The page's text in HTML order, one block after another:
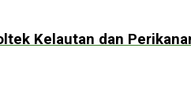
Kelautan dan